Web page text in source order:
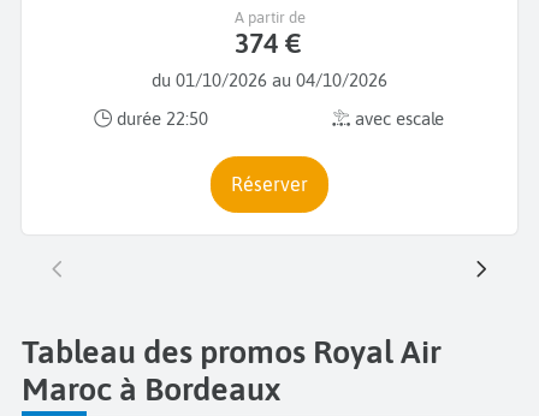
du 01/10/2026 au 04/10/2026
durée 22:50
avec escale
A partir de
374 €
Réserver
Tableau des promos Royal Air
Maroc à Bordeaux